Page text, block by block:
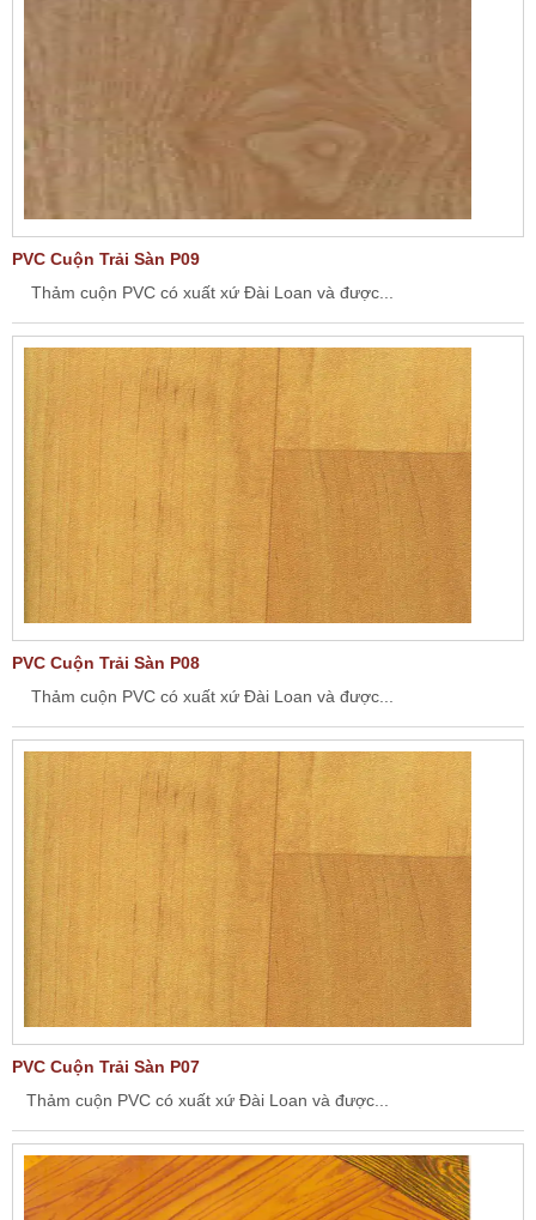
PVC Cuộn Trải Sàn P09
Thảm cuộn PVC có xuất xứ Đài Loan và được...
PVC Cuộn Trải Sàn P08
Thảm cuộn PVC có xuất xứ Đài Loan và được...
PVC Cuộn Trải Sàn P07
Thảm cuộn PVC có xuất xứ Đài Loan và được...